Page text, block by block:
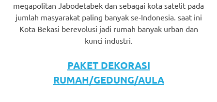
megapolitan Jabodetabek dan sebagai kota satelit pada
jumlah masyarakat paling banyak se-Indonesia. saat ini
Kota Bekasi berevolusi jadi rumah banyak urban dan
kunci industri.
PAKET DEKORASI
RUMAH/GEDUNG/AULA